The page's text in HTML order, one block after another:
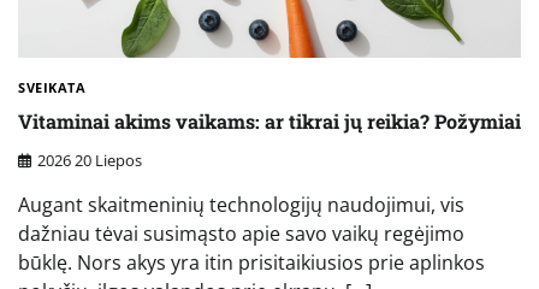
SVEIKATA
Vitaminai akims vaikams: ar tikrai jų reikia? Požymiai
2026 20 Liepos
Augant skaitmeninių technologijų naudojimui, vis
dažniau tėvai susimąsto apie savo vaikų regėjimo
būklę. Nors akys yra itin prisitaikiusios prie aplinkos